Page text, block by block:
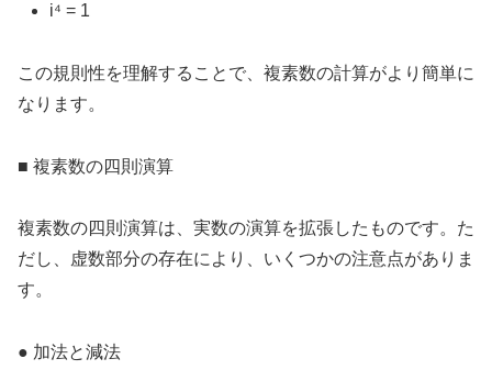
i⁴ = 1
この規則性を理解することで、複素数の計算がより簡単に
なります。
■ 複素数の四則演算
複素数の四則演算は、実数の演算を拡張したものです。た
だし、虚数部分の存在により、いくつかの注意点がありま
す。
● 加法と減法